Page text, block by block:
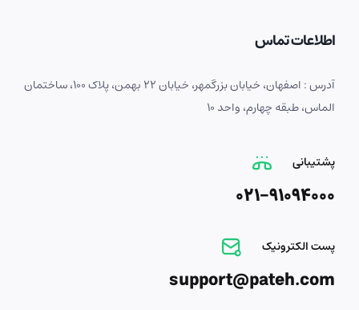
اطلاعات تماس
آدرس : اصفهان، خیابان بزرگمهر، خیابان 22 بهمن، پلاک 100، ساختمان
الماس، طبقه چهارم، واحد 10
پشتیبانی
021-91094000
پست الکترونیک
support@pateh.com